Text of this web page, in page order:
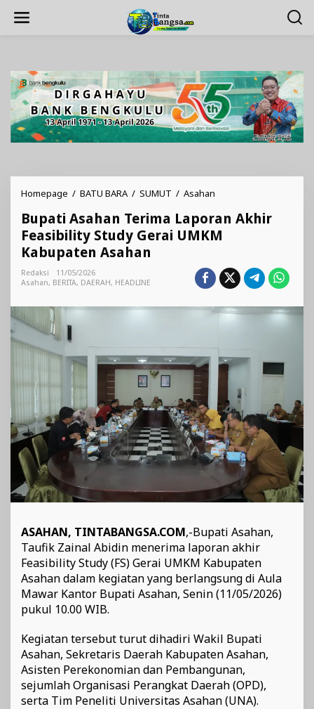
Homepage / BATU BARA / SUMUT / Asahan
Terima
Laporan
Akhir
Study
Gerai
Kabupaten
Asahan
Bupati Asahan Terima Laporan Akhir
Feasibility Study Gerai UMKM
Kabupaten Asahan
Redaksi
11/05/2026
Asahan, BERITA, DAERAH, HEADLINE
ASAHAN, TINTABANGSA.COM,-Bupati Asahan,
Taufik Zainal Abidin menerima laporan akhir
Feasibility Study (FS) Gerai UMKM Kabupaten
Asahan dalam kegiatan yang berlangsung di Aula
Mawar Kantor Bupati Asahan, Senin (11/05/2026)
pukul 10.00 WIB.
Kegiatan tersebut turut dihadiri Wakil Bupati
Asahan, Sekretaris Daerah Kabupaten Asahan,
Asisten Perekonomian dan Pembangunan,
sejumlah Organisasi Perangkat Daerah (OPD),
serta Tim Peneliti Universitas Asahan (UNA).